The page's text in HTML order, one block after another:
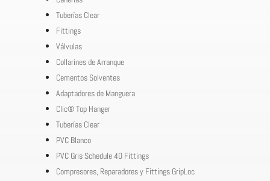
Tuberías Clear
Fittings
Válvulas
Collarines de Arranque
Cementos Solventes
Adaptadores de Manguera
Clic® Top Hanger
Tuberías Clear
PVC Blanco
PVC Gris Schedule 40 Fittings
Compresores, Reparadores y Fittings GripLoc